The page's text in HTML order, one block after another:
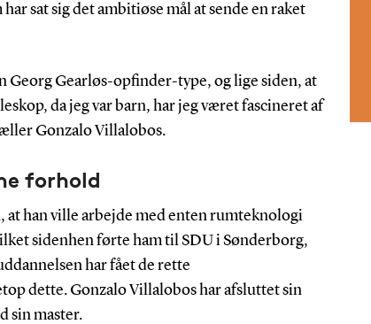
sat sig det ambitiøse mål at sende en raket
Georg Gearløs-opfinder-type, og lige siden, at
da jeg var barn, har jeg været fascineret af
Gonzalo Villalobos.
forhold
at han ville arbejde med enten rumteknologi
sidenhen førte ham til SDU i Sønderborg,
har fået de rette
dette. Gonzalo Villalobos har afsluttet sin
sin master.